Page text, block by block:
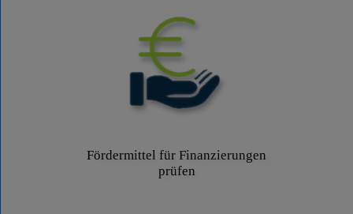
Fördermittel für Finanzierungen
prüfen